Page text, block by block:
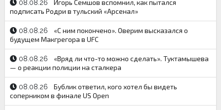
08.08.26
Игорь Семшов вспомнил, как пытался
подписать Родри в тульский «Арсенал»
08.08.26
«С ним покончено». Оверим высказался о
будущем Макгрегора в UFC
08.08.26
«Вряд ли что-то можно сделать». Туктамышева
— о реакции полиции на сталкера
08.08.26
Бублик ответил, кого хотел бы видеть
соперником в финале US Open